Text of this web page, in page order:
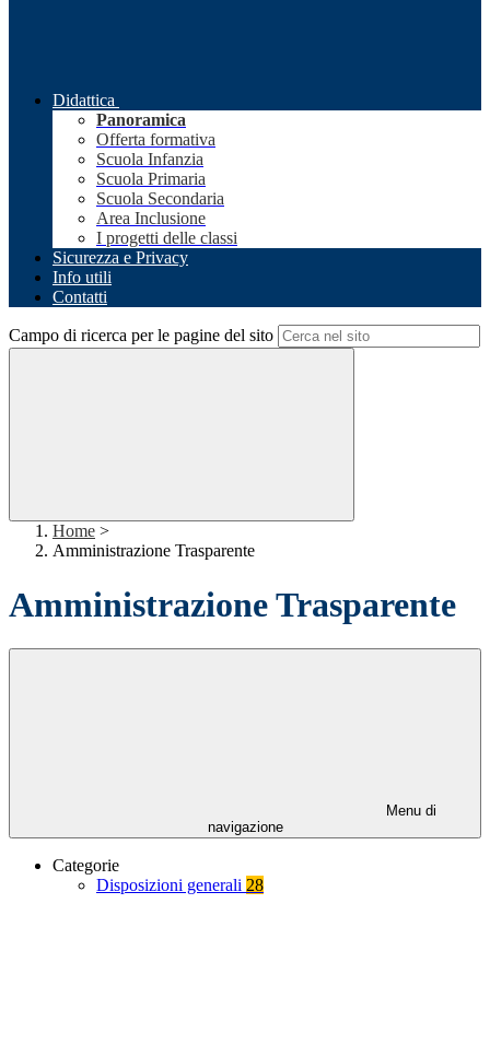
Didattica
Panoramica
Offerta formativa
Scuola Infanzia
Scuola Primaria
Scuola Secondaria
Area Inclusione
I progetti delle classi
Sicurezza e Privacy
Info utili
Contatti
Campo di ricerca per le pagine del sito
Home >
Amministrazione Trasparente
Amministrazione Trasparente
Menu di
navigazione
Categorie
Disposizioni generali 28